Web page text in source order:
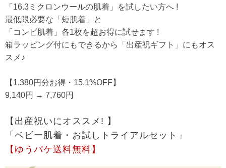
「16.3ミクロンウールの肌着」を試したい方へ !
最低限必要な「短肌着」と
「コンビ肌着」各1枚を超お得に試せます !
箱ラッピング付にもできるから「出産祝ギフト」にもオス
スメ♪
【1,380円分お得・15.1%OFF】
9,140円 → 7,760円
【出産祝いにオススメ! 】
「ベビー肌着・お試しトライアルセット」
【ゆうパケ送料無料】